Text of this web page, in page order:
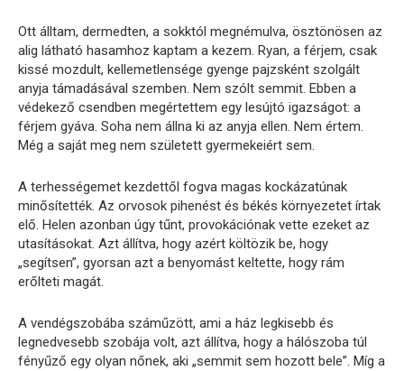
Ott álltam, dermedten, a sokktól megnémulva, ösztönösen az
alig látható hasamhoz kaptam a kezem. Ryan, a férjem, csak
kissé mozdult, kellemetlensége gyenge pajzsként szolgált
anyja támadásával szemben. Nem szólt semmit. Ebben a
védekező csendben megértettem egy lesújtó igazságot: a
férjem gyáva. Soha nem állna ki az anyja ellen. Nem értem.
Még a saját meg nem született gyermekeiért sem.
A terhességemet kezdettől fogva magas kockázatúnak
minősítették. Az orvosok pihenést és békés környezetet írtak
elő. Helen azonban úgy tűnt, provokációnak vette ezeket az
utasításokat. Azt állítva, hogy azért költözik be, hogy
„segítsen”, gyorsan azt a benyomást keltette, hogy rám
erőlteti magát.
A vendégszobába száműzött, ami a ház legkisebb és
legnedvesebb szobája volt, azt állítva, hogy a hálószoba túl
fényűző egy olyan nőnek, aki „semmit sem hozott bele”. Míg a